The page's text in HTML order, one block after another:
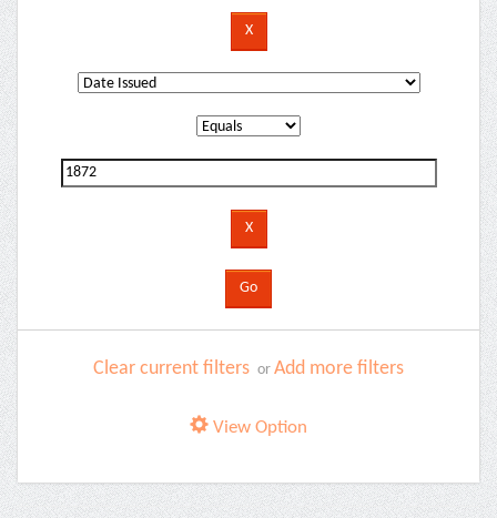
Clear current filters or Add more filters
View Option